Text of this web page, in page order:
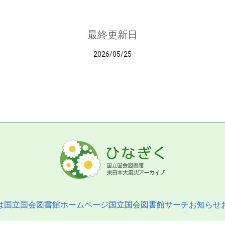
最終更新日
2026/05/25
国立国会図書館ホームページ国立国会図書館サーチお知らせ